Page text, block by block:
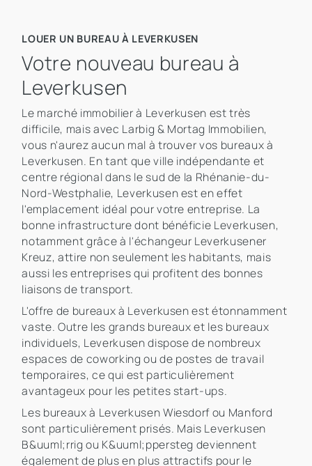
LOUER UN BUREAU À LEVERKUSEN
Votre nouveau bureau à
Leverkusen
Le marché immobilier à Leverkusen est très
difficile, mais avec Larbig & Mortag Immobilien,
vous n'aurez aucun mal à trouver vos bureaux à
Leverkusen. En tant que ville indépendante et
centre régional dans le sud de la Rhénanie-du-
Nord-Westphalie, Leverkusen est en effet
l'emplacement idéal pour votre entreprise. La
bonne infrastructure dont bénéficie Leverkusen,
notamment grâce à l'échangeur Leverkusener
Kreuz, attire non seulement les habitants, mais
aussi les entreprises qui profitent des bonnes
liaisons de transport.
L'offre de bureaux à Leverkusen est étonnamment
vaste. Outre les grands bureaux et les bureaux
individuels, Leverkusen dispose de nombreux
espaces de coworking ou de postes de travail
temporaires, ce qui est particulièrement
avantageux pour les petites start-ups.
Les bureaux à Leverkusen Wiesdorf ou Manford
sont particulièrement prisés. Mais Leverkusen
B&uuml;rrig ou K&uuml;ppersteg deviennent
également de plus en plus attractifs pour le